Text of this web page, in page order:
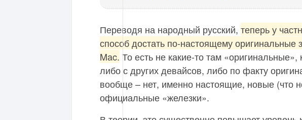
Переводя на народный русский, теперь у
способ достать по-настоящему оригинальные
Mac. То есть не какие-то там
либо с других девайсов, либо по факту
вообще – нет, именно настоящие, новые (что
официальные «железки».